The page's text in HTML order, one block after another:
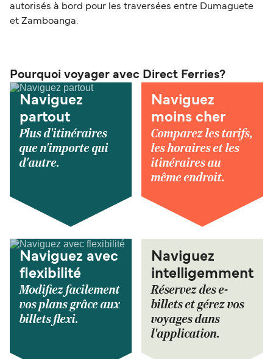
autorisés à bord pour les traversées entre Dumaguete
et Zamboanga.
Pourquoi voyager avec Direct Ferries?
Naviguez
partout
Plus d'itinéraires
que n'importe qui
d'autre.
Naviguez
moins cher
Comparez les tarifs,
les horaires et les
itinéraires au
même endroit.
Naviguez avec
flexibilité
Modifiez facilement
vos plans grâce aux
billets flexi.
Naviguez
intelligemment
Réservez des e-
billets et gérez vos
voyages dans
l'application.